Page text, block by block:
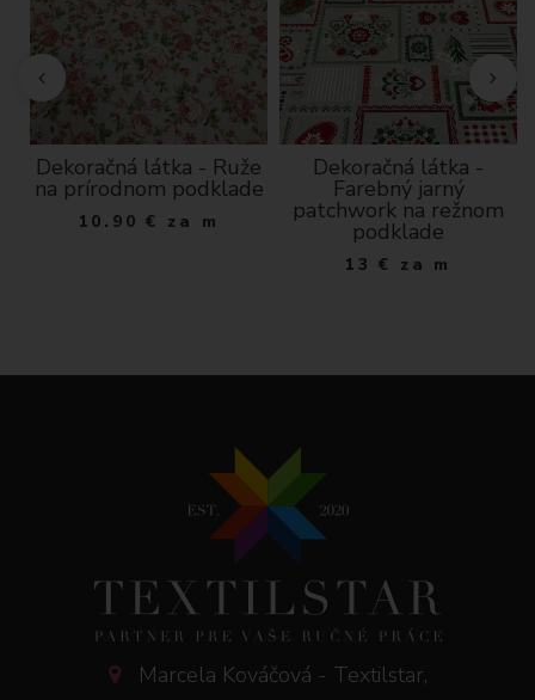
Dekoračná látka - Ruže
na prírodnom podklade
10.90 € za m
Dekoračná látka -
Farebný jarný
patchwork na režnom
podklade
13 € za m
Marcela Kováčová - Textilstar,